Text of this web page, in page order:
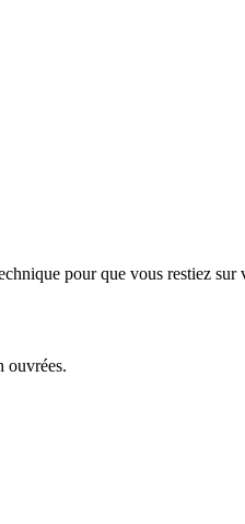
pour que vous restiez
ouvrées.